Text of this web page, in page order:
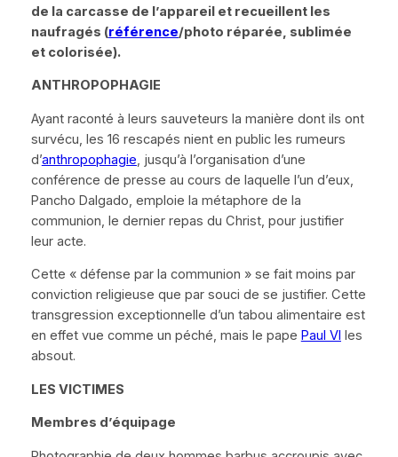
de la carcasse de l’appareil et recueillent les
naufragés (référence/photo réparée, sublimée
et colorisée).
ANTHROPOPHAGIE
Ayant raconté à leurs sauveteurs la manière dont ils ont
survécu, les 16 rescapés nient en public les rumeurs
d’anthropophagie, jusqu’à l’organisation d’une
conférence de presse au cours de laquelle l’un d’eux,
Pancho Dalgado, emploie la métaphore de la
communion, le dernier repas du Christ, pour justifier
leur acte.
Cette « défense par la communion »se fait moins par
conviction religieuse que par souci de se justifier. Cette
transgression exceptionnelle d’un tabou alimentaire est
en effet vue comme un péché, mais le pape Paul VI les
absout.
LES VICTIMES
Membres d’équipage